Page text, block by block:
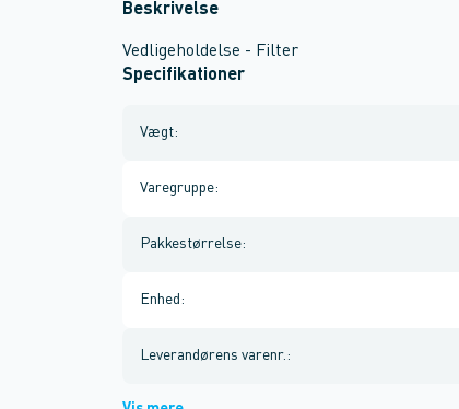
Beskrivelse
Vedligeholdelse - Filter
Specifikationer
Vægt:
Varegruppe:
Pakkestørrelse:
Enhed :
Leverandørens varenr. :